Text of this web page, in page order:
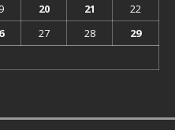
20 21
22
27 28
29